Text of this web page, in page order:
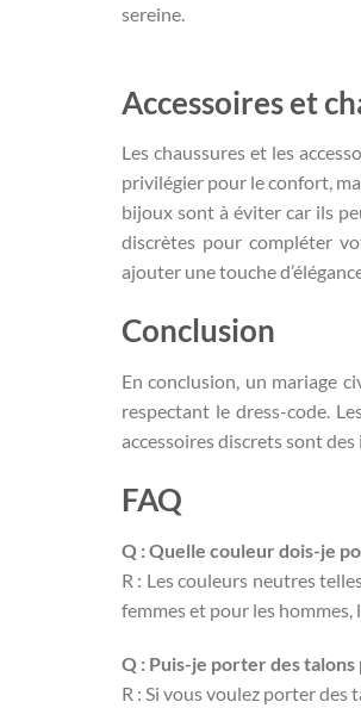
sereine.
Accessoires et
Les chaussures et les
privilégier pour le confort,
bijoux sont à éviter car ils
discrètes pour compléter
ajouter une touche
Conclusion
En conclusion, un mariage
respectant le dress-code.
accessoires discrets sont
FAQ
Q : Quelle couleur dois-je
R : Les couleurs neutres
femmes et pour les hommes,
Q : Puis-je porter des talons
R : Si vous voulez porter des